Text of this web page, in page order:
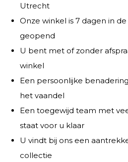
Utrecht
Onze winkel is 7 dagen in
geopend
U bent met of zonder
winkel
Een persoonlijke
het vaandel
Een toegewijd team met
staat voor u klaar
U vindt bij ons een
collectie